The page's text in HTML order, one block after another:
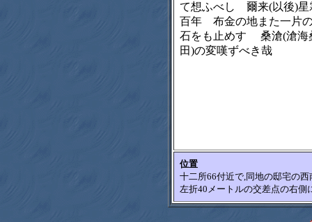
て想ふべし 爾来(以後)星
百年 布金の地また一片
石をも止めす 桑滄(滄海
田)の変嘆ずべき哉
位置
十二所66付近で,同地の邸宅の
左折40メートルの交差点の右側